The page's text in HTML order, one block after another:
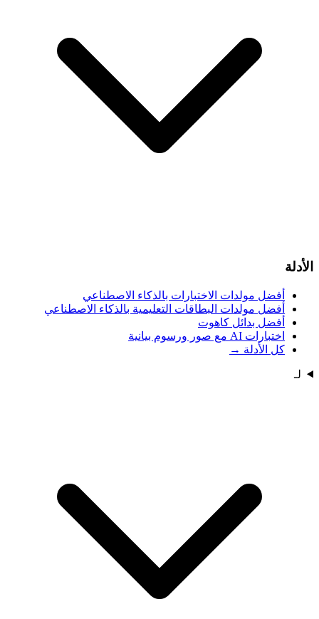
الأدلة
أفضل مولدات الاختبارات بالذكاء الاصطناعي
أفضل مولدات البطاقات التعليمية بالذكاء الاصطناعي
أفضل بدائل كاهوت
اختبارات AI مع صور ورسوم بيانية
كل الأدلة →
لـ